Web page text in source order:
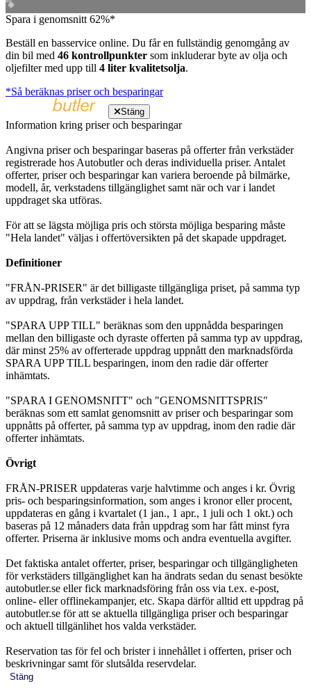
Spara i genomsnitt 62%*
Beställ en basservice online. Du får en fullständig genomgång av
din bil med 46 kontrollpunkter som inkluderar byte av olja och
oljefilter med upp till 4 liter kvalitetsolja.
*Så beräknas priser och besparingar
Stäng
Information kring priser och besparingar
Angivna priser och besparingar baseras på offerter från verkstäder
registrerade hos Autobutler och deras individuella priser. Antalet
offerter, priser och besparingar kan variera beroende på bilmärke,
modell, år, verkstadens tillgänglighet samt när och var i landet
uppdraget ska utföras.
För att se lägsta möjliga pris och största möjliga besparing måste
"Hela landet" väljas i offertöversikten på det skapade uppdraget.
Definitioner
"FRÅN-PRISER" är det billigaste tillgängliga priset, på samma typ
av uppdrag, från verkstäder i hela landet.
"SPARA UPP TILL" beräknas som den uppnådda besparingen
mellan den billigaste och dyraste offerten på samma typ av uppdrag,
där minst 25% av offerterade uppdrag uppnått den marknadsförda
SPARA UPP TILL besparingen, inom den radie där offerter
inhämtats.
"SPARA I GENOMSNITT" och "GENOMSNITTSPRIS"
beräknas som ett samlat genomsnitt av priser och besparingar som
uppnåtts på offerter, på samma typ av uppdrag, inom den radie där
offerter inhämtats.
Övrigt
FRÅN-PRISER uppdateras varje halvtimme och anges i kr. Övrig
pris- och besparingsinformation, som anges i kronor eller procent,
uppdateras en gång i kvartalet (1 jan., 1 apr., 1 juli och 1 okt.) och
baseras på 12 månaders data från uppdrag som har fått minst fyra
offerter. Priserna är inklusive moms och andra eventuella avgifter.
Det faktiska antalet offerter, priser, besparingar och tillgängligheten
för verkstäders tillgänglighet kan ha ändrats sedan du senast besökte
autobutler.se eller fick marknadsföring från oss via t.ex. e-post,
online- eller offlinekampanjer, etc. Skapa därför alltid ett uppdrag på
autobutler.se för att se aktuella tillgängliga priser och besparingar
och aktuell tillgänlihet hos valda verkstäder.
Reservation tas för fel och brister i innehållet i offerten, priser och
beskrivningar samt för slutsålda reservdelar.
Stäng